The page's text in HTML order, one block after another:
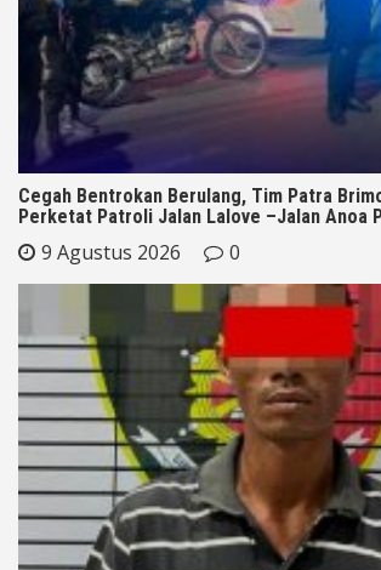
Cegah Bentrokan Berulang, Tim Patra
Perketat Patroli Jalan Lalove –Jalan Anoa
9 Agustus 2026 0